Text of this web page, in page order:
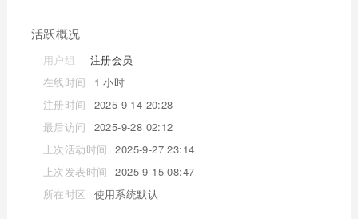
活跃概况
用户组
注册会员
在线时间
1 小时
注册时间
2025-9-14 20:28
最后访问
2025-9-28 02:12
上次活动时间 2025-9-27 23:14
上次发表时间 2025-9-15 08:47
所在时区
使用系统默认